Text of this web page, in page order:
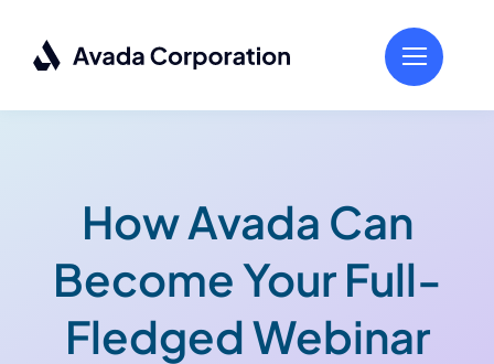
contenido
How Avada Can
Become Your Full-
Fledged Webinar